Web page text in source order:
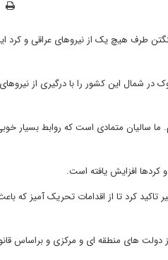
طرف هیچ یک از نیروهای عراقی و کرد
در شمال این کشور را با درگیری از
ما سالیان متمادی است که روابط بسیار
کردها افزایش یافته است.
کرد تا از اقدامات تحریک آمیز که
دولت های منطقه ای و مرکزی و براساس